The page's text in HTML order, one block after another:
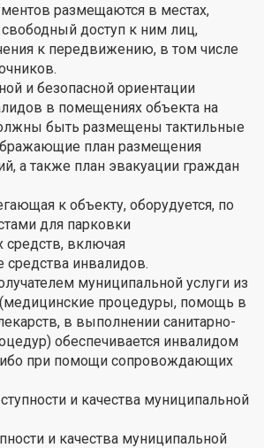
размещаются в местах,
доступ к ним лиц,
к передвижению, в том числе
и безопасной ориентации
в помещениях объекта на
быть размещены тактильные
план размещения
а также план эвакуации граждан
к объекту, оборудуется, по
для парковки
средств, включая
средства инвалидов.
муниципальной услуги из
процедуры, помощь в
в выполнении санитарно-
обеспечивается инвалидом
при помощи сопровождающих
и качества муниципальной
и качества муниципальной